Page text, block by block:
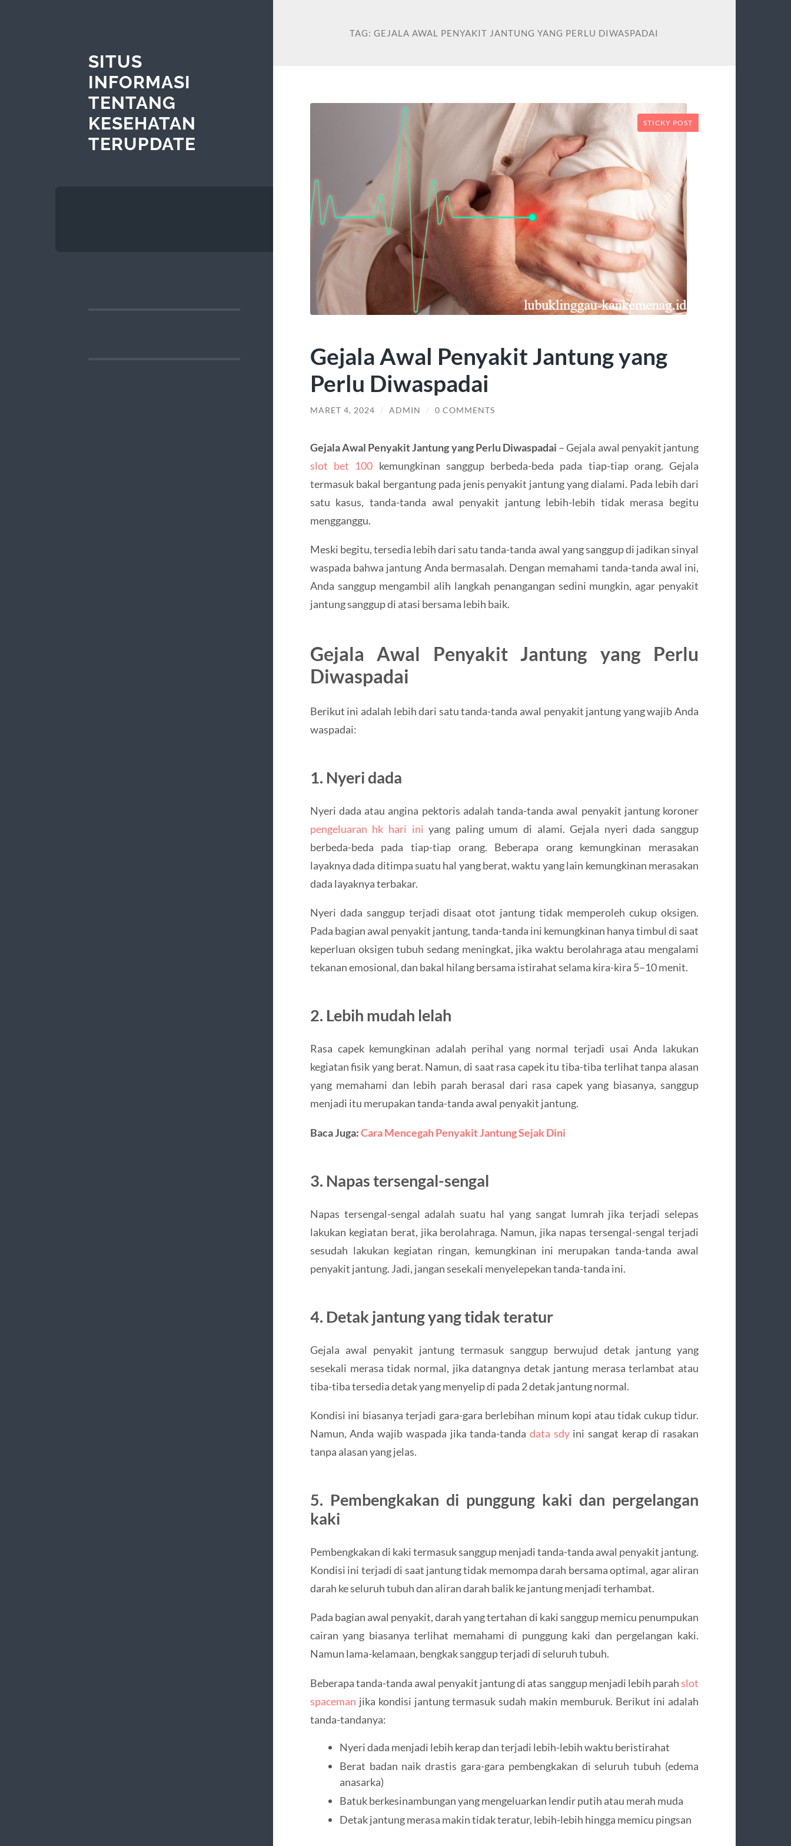
SITUS
INFORMASI
TENTANG
KESEHATAN
TERUPDATE
TAG:GEJALA AWAL PENYAKIT JANTUNG YANG PERLU DIWASPADAI
STICKY POST
Gejala Awal Penyakit Jantung yang
Perlu Diwaspadai
MARET 4, 2024 / ADMIN / 0 COMMENTS
Gejala Awal Penyakit Jantung yang Perlu Diwaspadai – Gejala awal penyakit jantung
slot bet 100 kemungkinan sanggup berbeda-beda pada tiap-tiap orang. Gejala
termasuk bakal bergantung pada jenis penyakit jantung yang dialami. Pada lebih dari
satu kasus, tanda-tanda awal penyakit jantung lebih-lebih tidak merasa begitu
mengganggu.
Meski begitu, tersedia lebih dari satu tanda-tanda awal yang sanggup di jadikan sinyal
waspada bahwa jantung Anda bermasalah. Dengan memahami tanda-tanda awal ini,
Anda sanggup mengambil alih langkah penangangan sedini mungkin, agar penyakit
jantung sanggup di atasi bersama lebih baik.
Gejala Awal Penyakit Jantung yang Perlu
Diwaspadai
Berikut ini adalah lebih dari satu tanda-tanda awal penyakit jantung yang wajib Anda
waspadai:
1. Nyeri dada
Nyeri dada atau angina pektoris adalah tanda-tanda awal penyakit jantung koroner
pengeluaran hk hari ini yang paling umum di alami. Gejala nyeri dada sanggup
berbeda-beda pada tiap-tiap orang. Beberapa orang kemungkinan merasakan
layaknya dada ditimpa suatu hal yang berat, waktu yang lain kemungkinan merasakan
dada layaknya terbakar.
Nyeri dada sanggup terjadi disaat otot jantung tidak memperoleh cukup oksigen.
Pada bagian awal penyakit jantung, tanda-tanda ini kemungkinan hanya timbul di saat
keperluan oksigen tubuh sedang meningkat, jika waktu berolahraga atau mengalami
tekanan emosional, dan bakal hilang bersama istirahat selama kira-kira 5–10 menit.
2. Lebih mudah lelah
Rasa capek kemungkinan adalah perihal yang normal terjadi usai Anda lakukan
kegiatan fisik yang berat. Namun, di saat rasa capek itu tiba-tiba terlihat tanpa alasan
yang memahami dan lebih parah berasal dari rasa capek yang biasanya, sanggup
menjadi itu merupakan tanda-tanda awal penyakit jantung.
Baca Juga:Cara Mencegah Penyakit Jantung Sejak Dini
3. Napas tersengal-sengal
Napas tersengal-sengal adalah suatu hal yang sangat lumrah jika terjadi selepas
lakukan kegiatan berat, jika berolahraga. Namun, jika napas tersengal-sengal terjadi
sesudah lakukan kegiatan ringan, kemungkinan ini merupakan tanda-tanda awal
penyakit jantung. Jadi, jangan sesekali menyelepekan tanda-tanda ini.
4. Detak jantung yang tidak teratur
Gejala awal penyakit jantung termasuk sanggup berwujud detak jantung yang
sesekali merasa tidak normal, jika datangnya detak jantung merasa terlambat atau
tiba-tiba tersedia detak yang menyelip di pada 2 detak jantung normal.
Kondisi ini biasanya terjadi gara-gara berlebihan minum kopi atau tidak cukup tidur.
Namun, Anda wajib waspada jika tanda-tanda data sdyini sangat kerap di rasakan
tanpa alasan yang jelas.
5. Pembengkakan di punggung kaki dan pergelangan
kaki
Pembengkakan di kaki termasuk sanggup menjadi tanda-tanda awal penyakit jantung.
Kondisi ini terjadi di saat jantung tidak memompa darah bersama optimal, agar aliran
darah ke seluruh tubuh dan aliran darah balik ke jantung menjadi terhambat.
Pada bagian awal penyakit, darah yang tertahan di kaki sanggup memicu penumpukan
cairan yang biasanya terlihat memahami di punggung kaki dan pergelangan kaki.
Namun lama-kelamaan, bengkak sanggup terjadi di seluruh tubuh.
Beberapa tanda-tanda awal penyakit jantung di atas sanggup menjadi lebih parahslot
spaceman jika kondisi jantung termasuk sudah makin memburuk. Berikut ini adalah
tanda-tandanya:
Nyeri dada menjadi lebih kerap dan terjadi lebih-lebih waktu beristirahat
Berat badan naik drastis gara-gara pembengkakan di seluruh tubuh (edema
anasarka)
Batuk berkesinambungan yang mengeluarkan lendir putih atau merah muda
Detak jantung merasa makin tidak teratur, lebih-lebih hingga memicu pingsan